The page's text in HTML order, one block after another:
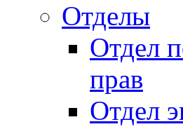
Отделы
Отдел
прав
Отдел